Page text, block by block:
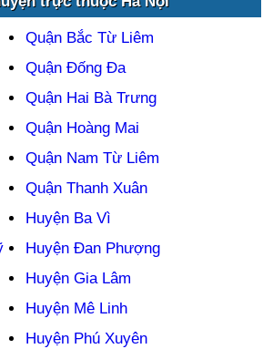
Quận Bắc Từ Liêm
Quận Đống Đa
Quận Hai Bà Trưng
Quận Hoàng Mai
Quận Nam Từ Liêm
Quận Thanh Xuân
Huyện Ba Vì
Huyện Đan Phượng
Huyện Gia Lâm
Huyện Mê Linh
Huyện Phú Xuyên